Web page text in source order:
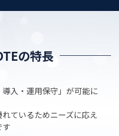
の特長
入・運用保守」が可能に
ているためニーズに応え
す